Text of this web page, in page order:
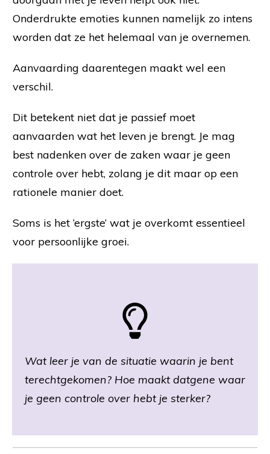
Onderdrukte emoties kunnen namelijk zo intens
worden dat ze het helemaal van je overnemen.
Aanvaarding daarentegen maakt wel een
verschil.
Dit betekent niet dat je passief moet
aanvaarden wat het leven je brengt. Je mag
best nadenken over de zaken waar je geen
controle over hebt, zolang je dit maar op een
rationele manier doet.
Soms is het ‘ergste’ wat je overkomt essentieel
voor persoonlijke groei.
Wat leer je van de situatie waarin je bent
terechtgekomen? Hoe maakt datgene waar
je geen controle over hebt je sterker?